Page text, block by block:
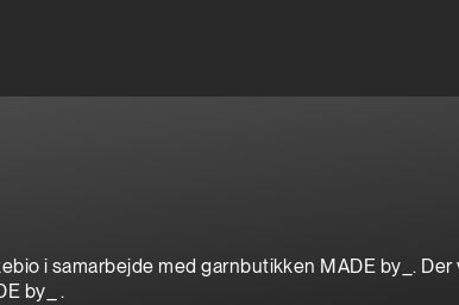
i samarbejde med garnbutikken MADE by_.
by_ .